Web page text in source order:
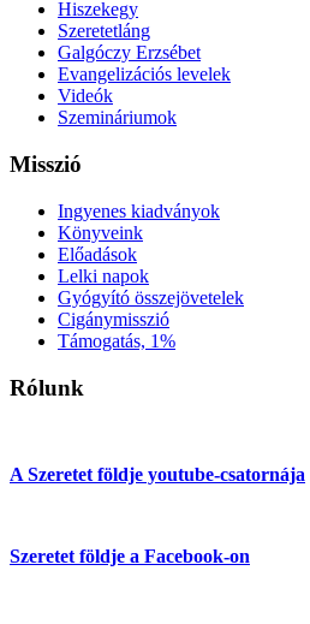
Hiszekegy
Szeretetláng
Galgóczy Erzsébet
Evangelizációs levelek
Videók
Szemináriumok
Misszió
Ingyenes kiadványok
Könyveink
Előadások
Lelki napok
Gyógyító összejövetelek
Cigánymisszió
Támogatás, 1%
Rólunk
A Szeretet földje youtube-csatornája
Szeretet földje a Facebook-on